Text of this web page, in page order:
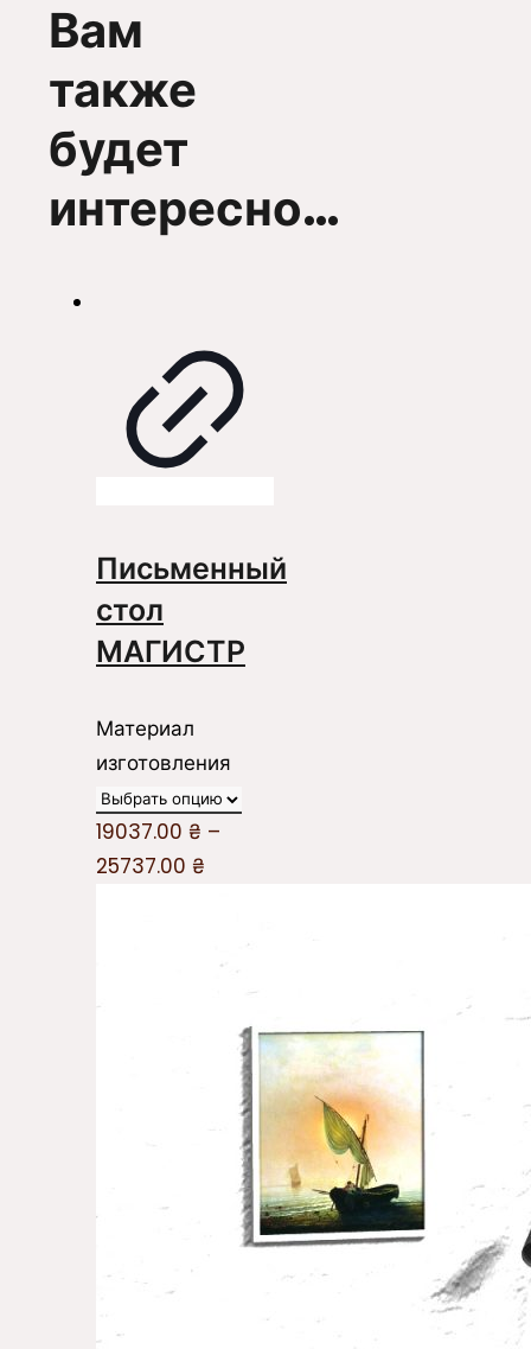
Вам
также
будет
интересно…
Письменный
стол
МАГИСТР
Материал
изготовления
19037.00 ₴ –
25737.00 ₴